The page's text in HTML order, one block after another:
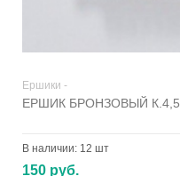
Ершики -
ЕРШИК БРОНЗОВЫЙ К.4,5
В наличии: 12 шт
150 руб.